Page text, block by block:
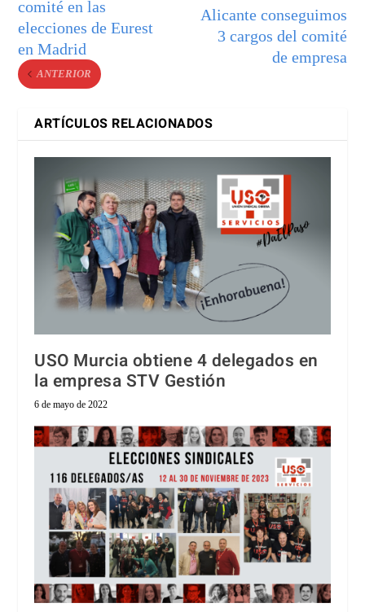
comité en las
elecciones de Eurest
en Madrid
ANTERIOR
Alicante conseguimos
3 cargos del comité
de empresa
ARTÍCULOS RELACIONADOS
USO Murcia obtiene 4 delegados en
la empresa STV Gestión
6 de mayo de 2022